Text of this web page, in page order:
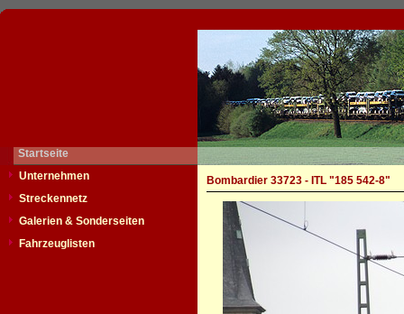
Startseite
Unternehmen
Streckennetz
Galerien & Sonderseiten
Fahrzeuglisten
Bombardier 33723 - ITL "185 542-8"